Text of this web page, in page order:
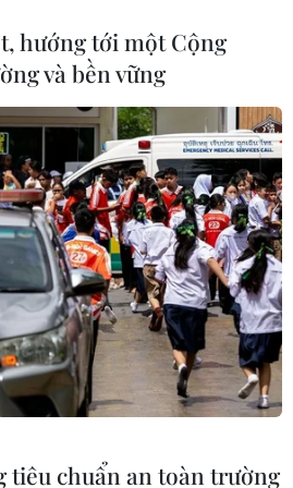
vai trò của Việt Nam
thế giới
Tổng thống Algeria đã
tựu của Việt Nam trong phát
ảnh, vai trò của Việt Nam
giới.
hướng tới một Cộng
và bền vững
tiêu chuẩn an toàn trường